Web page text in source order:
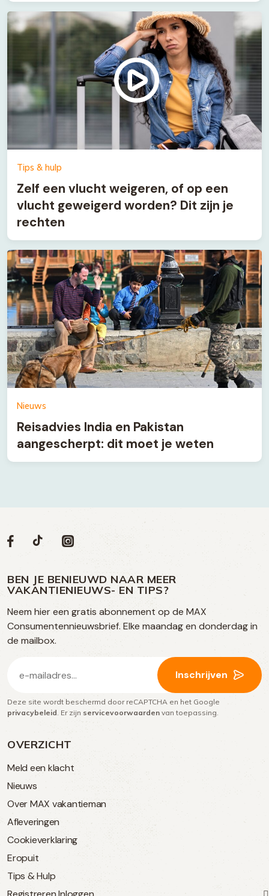
Tips & hulp
Zelf een vlucht weigeren, of op een
vlucht geweigerd worden? Dit zijn je
rechten
Nieuws
Reisadvies India en Pakistan
aangescherpt: dit moet je weten
OVERZICHT
Meld een klacht
Nieuws
Over MAX vakantieman
Afleveringen
Cookieverklaring
Eropuit
Tips & Hulp
Volg
op
social
media
Social
Volg
op
Facebook
Volg
op
TikTok
Volg
op
Instagram
BEN JE BENIEUWD NAAR MEER
VAKANTIENIEUWS- EN TIPS?
Neem hier een gratis abonnement op de MAX
Consumentennieuwsbrief. Elke maandag en donderdag in
de mailbox.
mailadres
(Vereist)
Inschrijven
Deze site wordt beschermd door reCAPTCHA en het Google
privacybeleid . Er zijn servicevoorwaarden van toepassing.